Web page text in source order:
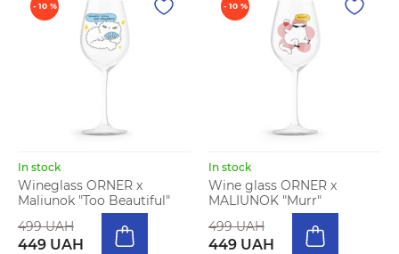
- 10 %
In stock
Wineglass ORNER x
Maliunok "Too Beautiful"
499 UAH
449 UAH
- 10 %
In stock
Wine glass ORNER x
MALIUNOK "Murr"
499 UAH
449 UAH